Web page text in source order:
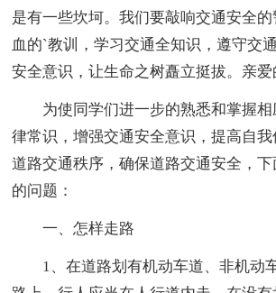
是有一些坎坷。我们要敲响交通安全
血的`教训，学习交通全知识，遵守交
安全意识，让生命之树矗立挺拔。亲爱
为使同学们进一步的熟悉和掌握
律常识，增强交通安全意识，提高自
道路交通秩序，确保道路交通安全，
的问题：
一、怎样走路
1、在道路划有机动车道、非机动